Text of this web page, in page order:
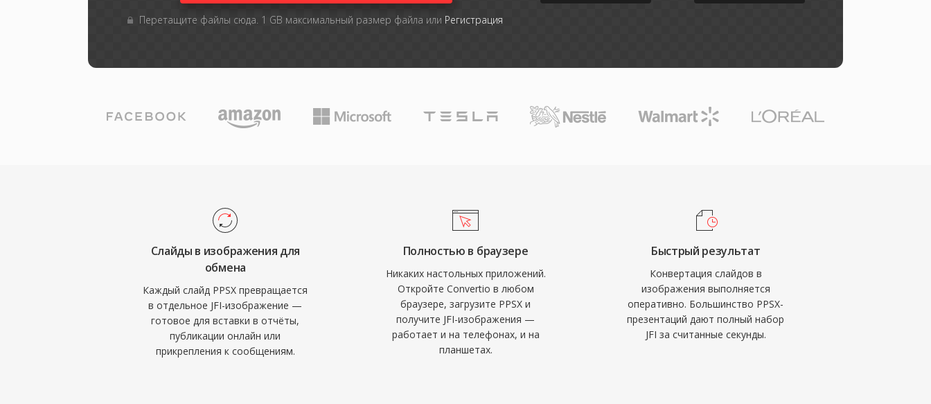
Перетащите файлы сюда. 1 GB максимальный размер файла или Регистрация
Слайды в изображения для
обмена
Каждый слайд PPSX превращается
в отдельное JFI-изображение —
готовое для вставки в отчёты,
публикации онлайн или
прикрепления к сообщениям.
Полностью в браузере
Никаких настольных приложений.
Откройте Convertio в любом
браузере, загрузите PPSX и
получите JFI-изображения —
работает и на телефонах, и на
планшетах.
Быстрый результат
Конвертация слайдов в
изображения выполняется
оперативно. Большинство PPSX-
презентаций дают полный набор
JFI за считанные секунды.